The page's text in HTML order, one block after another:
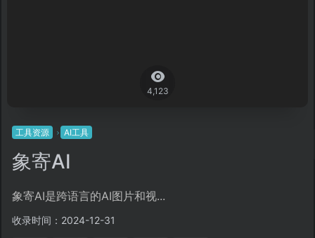
4,123
工具资源 AI工具
象寄AI
象寄AI是跨语言的AI图片和视...
收录时间：2024-12-31